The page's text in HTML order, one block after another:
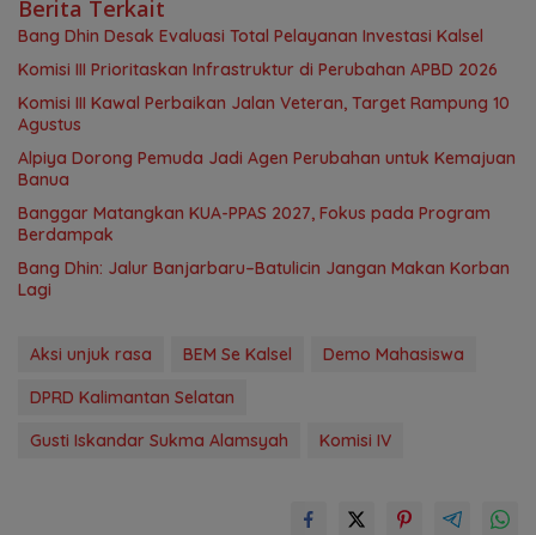
Berita Terkait
‎Bang Dhin Desak Evaluasi Total Pelayanan Investasi Kalsel
‎Komisi III Prioritaskan Infrastruktur di Perubahan APBD 2026
Komisi III Kawal Perbaikan Jalan Veteran, Target Rampung 10
Agustus
‎Alpiya Dorong Pemuda Jadi Agen Perubahan untuk Kemajuan
Banua ‎
‎Banggar Matangkan KUA-PPAS 2027, Fokus pada Program
Berdampak
Bang Dhin: Jalur Banjarbaru–Batulicin Jangan Makan Korban
Lagi
Aksi unjuk rasa BEM Se Kalsel
Demo Mahasiswa
DPRD Kalimantan Selatan
Gusti Iskandar Sukma Alamsyah
Komisi IV